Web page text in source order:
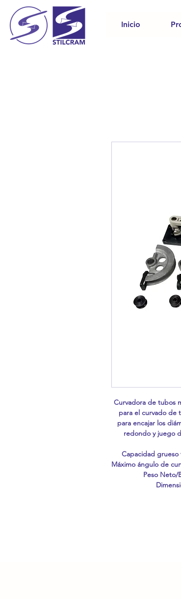
Inicio
Curvadora de tubos
para el curvado de
para encajar los
redondo y juego
Capacidad
Máximo ángulo de
Peso Neto/